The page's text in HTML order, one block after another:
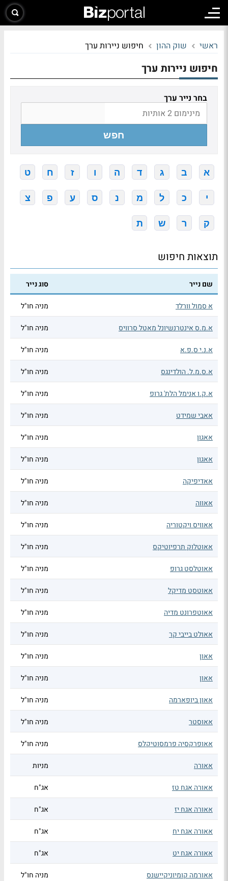
ראשי שוק ההון חיפוש ניירות ערך
חיפוש ניירות ערך
בחר נייר ערך
חפש
א ב ג ד ה ו ז ח ט
י כ ל מ נ ס ע פ צ
ק ר ש ת
תוצאות חיפוש
שם נייר סוג נייר
א סמול וורלד מניה חו"ל
א.מ.ס אינטרנשיונל מאטל סרוויס מניה חו"ל
א.נ.י ס.פ.א מניה חו"ל
א.ס.מ.ל. הולדינגס מניה חו"ל
א.ק.ו אנימל הלת' גרופ מניה חו"ל
אאבי שמידט מניה חו"ל
אאגון מניה חו"ל
אאגון מניה חו"ל
אאדיפיקה מניה חו"ל
אאווה מניה חו"ל
אאוויס ויקטוריה מניה חו"ל
אאוטלוק תרפיוטיקס מניה חו"ל
אאוטלסט גרופ מניה חו"ל
אאוטסט מדיקל מניה חו"ל
אאוטפרונט מדיה מניה חו"ל
אאולט בייבי קר מניה חו"ל
אאון מניה חו"ל
אאון מניה חו"ל
אאון ביופארמה מניה חו"ל
אאוסטר מניה חו"ל
אאופרקסיה פרמסוטיקלס מניה חו"ל
אאורה מניות
אאורה אגח טז אג"ח
אאורה אגח יז אג"ח
אאורה אגח יח אג"ח
אאורה אגח יט אג"ח
אאורמה קומיוניקיישנס מניה חו"ל